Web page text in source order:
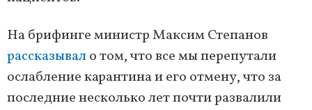
На брифинге министр Максим Степанов
рассказывало том, что все мы перепутали
ослабление карантина и его отмену, что за
последние несколько лет почти развалили